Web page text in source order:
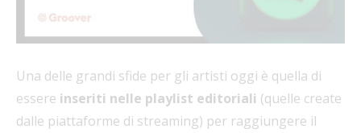
Una delle grandi sfide per gli artisti oggi è quella di
essere inseriti nelle playlist editoriali (quelle create
dalle piattaforme di streaming) per raggiungere il